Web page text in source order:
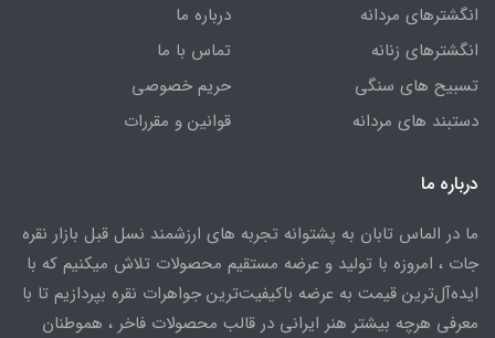
انگشترهای مردانه
انگشترهای زنانه
تسبیح های سنگی
دستبند های مردانه
درباره ما
تماس با ما
حریم خصوصی
قوانین و مقررات
درباره ما
ما در الماس تابان به پشتوانه تجربه های ارزشمند نسل قبل بازار نقره
جات ، امروزه با تولید و عرضه مستقیم محصولات تلاش میکنیم که با
ایده‌آل‌ترین قیمت به عرضه باکیفیت‌ترین جواهرات نقره بپردازیم تا با
معرفی هرچه بیشتر هنر ایرانی در قالب محصولات فاخر ، هموطنان